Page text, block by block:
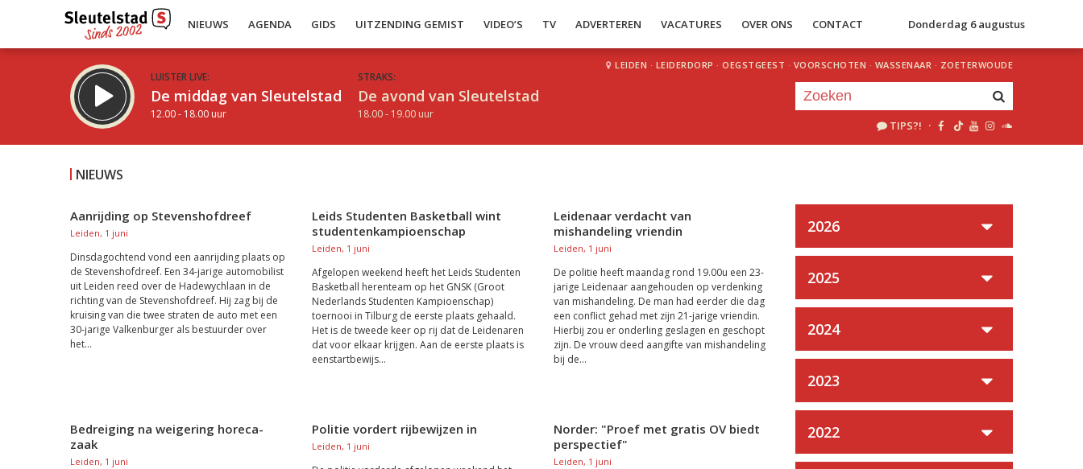
NIEUWS AGENDA GIDS UITZENDING GEMIST VIDEO’S TV ADVERTEREN VACATURES OVER ONS CONTACT Donderdag 6 augustus
LUISTER LIVE:
De middag van Sleutelstad
12.00 - 18.00 uur
STRAKS:
De avond van Sleutelstad
18.00 - 19.00 uur
LEIDEN · LEIDERDORP · OEGSTGEEST · VOORSCHOTEN · WASSENAAR · ZOETERWOUDE
TIPS?! ·
Inklappen
NIEUWS
Aanrijding op Stevenshofdreef
Leiden, 1 juni
Dinsdagochtend vond een aanrijding plaats op
de Stevenshofdreef. Een 34-jarige automobilist
uit Leiden reed over de Hadewychlaan in de
richting van de Stevenshofdreef. Hij zag bij de
kruising van die twee straten de auto met een
30-jarige Valkenburger als bestuurder over
het...
Leids Studenten Basketball wint
studentenkampioenschap
Leiden, 1 juni
Afgelopen weekend heeft het Leids Studenten
Basketball herenteam op het GNSK (Groot
Nederlands Studenten Kampioenschap)
toernooi in Tilburg de eerste plaats gehaald.
Het is de tweede keer op rij dat de Leidenaren
dat voor elkaar krijgen. Aan de eerste plaats is
eenstartbewijs...
Leidenaar verdacht van
mishandeling vriendin
Leiden, 1 juni
De politie heeft maandag rond 19.00u een 23-
jarige Leidenaar aangehouden op verdenking
van mishandeling. De man had eerder die dag
een conflict gehad met zijn 21-jarige vriendin.
Hierbij zou er onderling geslagen en geschopt
zijn. De vrouw deed aangifte van mishandeling
bij de...
Bedreiging na weigering horeca-
zaak
Leiden, 1 juni
Politie vordert rijbewijzen in
Leiden, 1 juni
Norder: "Proef met gratis OV biedt
perspectief"
Leiden, 1 juni
2026
2025
2024
2023
2022